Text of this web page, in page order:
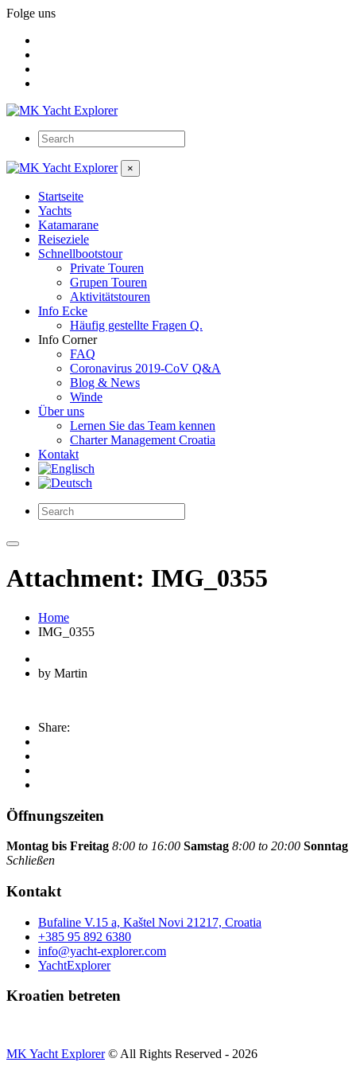
Folge uns
×
Startseite
Yachts
Katamarane
Reiseziele
Schnellbootstour
Private Touren
Grupen Touren
Aktivitätstouren
Info Ecke
Häufig gestellte Fragen Q.
Info Corner
FAQ
Coronavirus 2019-CoV Q&A
Blog & News
Winde
Über uns
Lernen Sie das Team kennen
Charter Management Croatia
Kontakt
Attachment: IMG_0355
Home
IMG_0355
by Martin
Share:
Öffnungszeiten
Montag bis Freitag 8:00 to 16:00 Samstag 8:00 to 20:00 Sonntag
Schließen
Kontakt
Bufaline V.15 a, Kaštel Novi 21217, Croatia
+385 95 892 6380
info@yacht-explorer.com
YachtExplorer
Kroatien betreten
MK Yacht Explorer© All Rights Reserved - 2026